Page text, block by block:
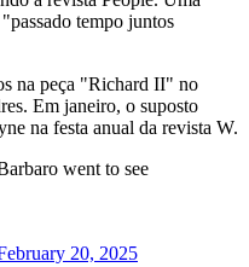
tempo juntos
na peça "Richard II" no
Em janeiro, o suposto
na festa anual da revista W.
went to see
20, 2025